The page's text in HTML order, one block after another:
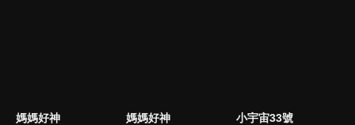
媽媽好神 媽媽好神 小宇宙33號